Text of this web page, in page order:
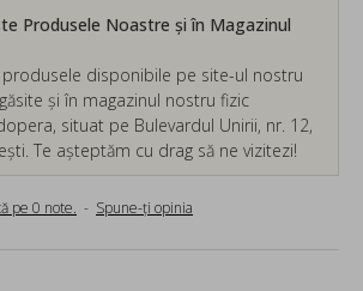
Produsele Noastre și în Magazinul
disponibile pe site-ul nostru
și în magazinul nostru fizic
situat pe Bulevardul Unirii, nr. 12,
Te așteptăm cu drag să ne vizitezi!
pe 0 note. - Spune-ţi opinia